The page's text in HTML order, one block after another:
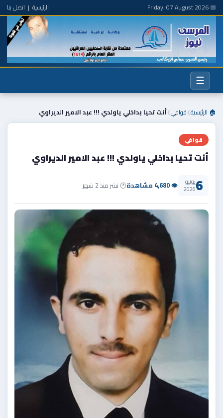
📅 Friday، 07 August 2026 الرئيسية | اتصل بنا
☰
🏠 الرئيسية❯قوافي❯أنت تحيا بداخلي ياولدي !!! عبد الامير الديراوي
قوافي
أنت تحيا بداخلي ياولدي !!! عبد الامير الديراوي
6يونيو
2026 👁 4,680 مشاهدة 🕐 نشر منذ 2 شهر